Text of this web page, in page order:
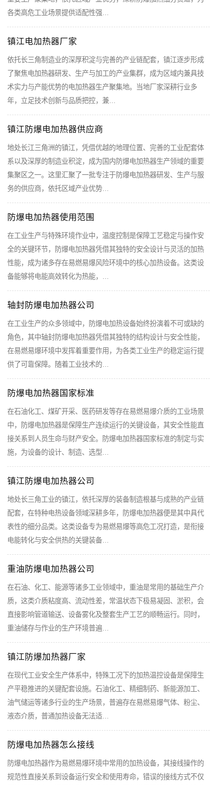
各类高危工业场景提供适配性强…
镇江电加热器厂家
依托长三角制造业的深厚积淀与完善的产业链配套，镇江逐步形成
了聚焦电加热器研发、生产与加工的产业集群，成为区域内兼具技
术实力与产能优势的电加热器生产聚集地。当地厂家深耕行业多
年，立足技术创新与品质把控，兼…
镇江防爆电加热器供应商
地处长江三角洲的镇江，凭借优越的地理位置、完善的工业配套体
系以及深厚的制造业积淀，成为国内防爆电加热器生产领域的重要
集聚区之一。这里汇聚了一批专注于防爆电加热器研发、生产与服
务的供应商，依托区域产业优势…
防爆电加热器使用范围
在工业生产与特殊环境作业中，温度控制是保障工艺稳定与操作安
全的关键环节，防爆电加热器凭借其独特的安全设计与灵活的加热
性能，成为诸多存在易燃易爆风险环境中的核心加热设备。这类设
备能够将电能高效转化为热能，…
轴封防爆电加热器公司
在工业生产的众多领域中，防爆电加热设备始终扮演着不可或缺的
角色，其中轴封防爆电加热器凭借其独特的结构设计与安全性能，
在易燃易爆环境中发挥着重要作用，为各类工业生产的稳定运行提
供了可靠保障。随着工业技术的…
防爆电加热器国家标准
在石油化工、煤矿开采、医药研发等存在易燃易爆介质的工业场景
中，防爆电加热器是保障生产连续运行的关键设备，其安全性能直
接关系到人员生命与财产安全。防爆电加热器国家标准的制定与实
施，为设备的设计、制造、选型…
镇江防爆电加热器公司
地处长三角工业的镇江，依托深厚的装备制造根基与成熟的产业链
配套，在特种电热设备领域深耕多年，防爆电加热器便是其中具代
表性的细分品类。这类设备专为易燃易爆等高危工况打造，是衔接
电能转化与安全供热的关键装备…
重油防爆电加热器公司
在石油、化工、能源等诸多工业领域中，重油是常用的基础生产介
质，这类介质粘度高、流动性差，常温状态下极易凝固、淤积，会
直接影响管道输送、设备雾化及整套生产工艺的顺畅运行。同时，
重油储存与作业的生产环境普遍…
镇江防爆加热器厂家
在现代工业安全生产体系中，特殊工况下的加热温控设备是保障生
产平稳推进的关键配套设施。石油化工、精细制药、新能源加工、
油气储运等诸多行业的生产场景，普遍存在易燃易爆气体、粉尘、
液态介质，普通加热设备无法适…
防爆电加热器怎么接线
防爆电加热器作为易燃易爆环境中常用的加热设备，其接线操作的
规范性直接关系到设备运行安全和使用寿命，错误的接线方式不仅